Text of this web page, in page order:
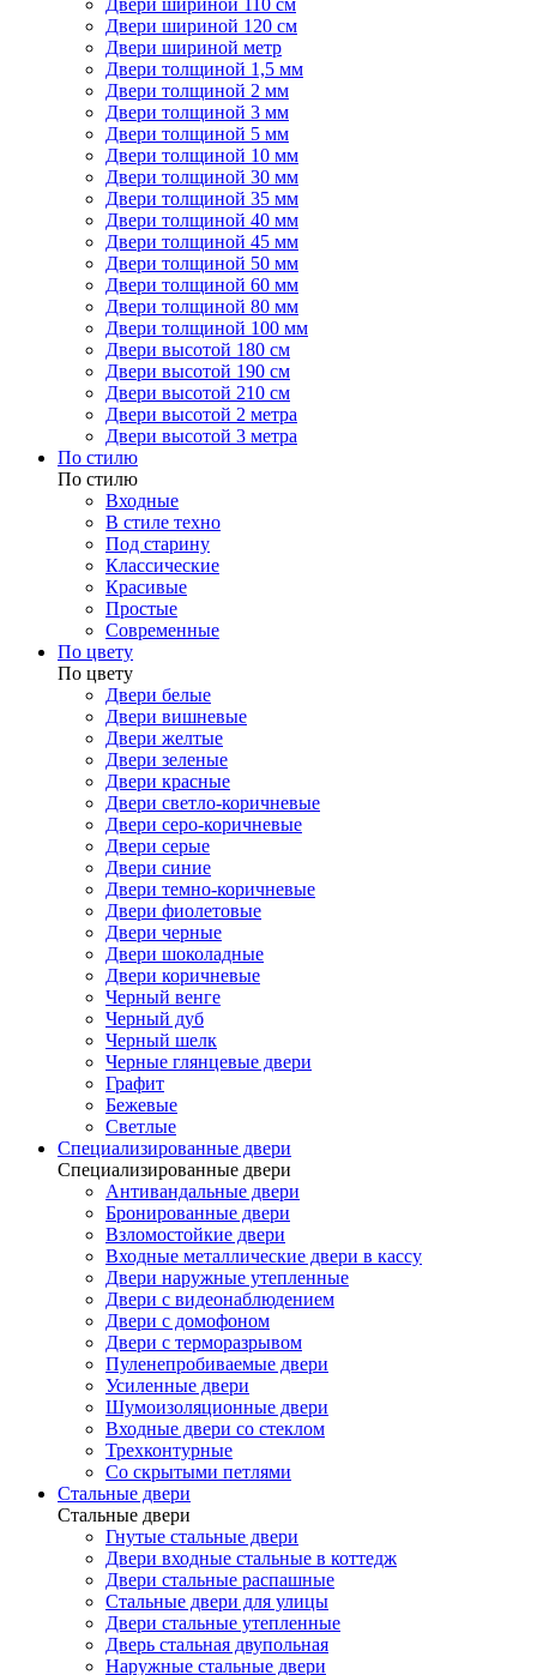
Двери шириной 110 см
Двери шириной 120 см
Двери шириной метр
Двери толщиной 1,5 мм
Двери толщиной 2 мм
Двери толщиной 3 мм
Двери толщиной 5 мм
Двери толщиной 10 мм
Двери толщиной 30 мм
Двери толщиной 35 мм
Двери толщиной 40 мм
Двери толщиной 45 мм
Двери толщиной 50 мм
Двери толщиной 60 мм
Двери толщиной 80 мм
Двери толщиной 100 мм
Двери высотой 180 см
Двери высотой 190 см
Двери высотой 210 см
Двери высотой 2 метра
Двери высотой 3 метра
По стилю
По стилю
Входные
В стиле техно
Под старину
Классические
Красивые
Простые
Современные
По цвету
По цвету
Двери белые
Двери вишневые
Двери желтые
Двери зеленые
Двери красные
Двери светло-коричневые
Двери серо-коричневые
Двери серые
Двери синие
Двери темно-коричневые
Двери фиолетовые
Двери черные
Двери шоколадные
Двери коричневые
Черный венге
Черный дуб
Черный шелк
Черные глянцевые двери
Графит
Бежевые
Светлые
Специализированные двери
Специализированные двери
Антивандальные двери
Бронированные двери
Взломостойкие двери
Входные металлические двери в кассу
Двери наружные утепленные
Двери с видеонаблюдением
Двери с домофоном
Двери с терморазрывом
Пуленепробиваемые двери
Усиленные двери
Шумоизоляционные двери
Входные двери со стеклом
Трехконтурные
Со скрытыми петлями
Стальные двери
Стальные двери
Гнутые стальные двери
Двери входные стальные в коттедж
Двери стальные распашные
Стальные двери для улицы
Двери стальные утепленные
Дверь стальная двупольная
Наружные стальные двери